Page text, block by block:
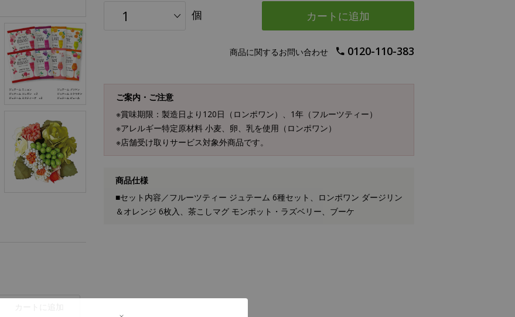
個 カートに追加
商品に関するお問い合わせ 0120-110-383
ご案内・ご注意
※賞味期限：製造日より120日（ロンポワン）、1年（フルーツティー）
※アレルギー特定原材料 小麦、卵、乳を使用（ロンポワン）
※店舗受け取りサービス対象外商品です。
商品仕様
■セット内容／フルーツティー ジュテーム 6種セット、ロンポワン ダージリン
＆オレンジ 6枚入、茶こしマグ モンポット・ラズベリー、ブーケ